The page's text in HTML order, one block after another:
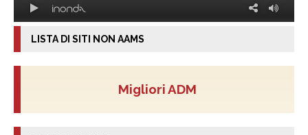
LISTA DI SITI NON AAMS
Migliori ADM